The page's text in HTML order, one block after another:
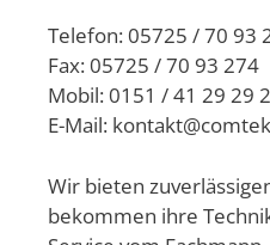
Telefon: 05725 / 70 93
Fax: 05725 / 70 93 274
Mobil: 0151 / 41 29 29
E-Mail:
Wir bieten
bekommen ihre